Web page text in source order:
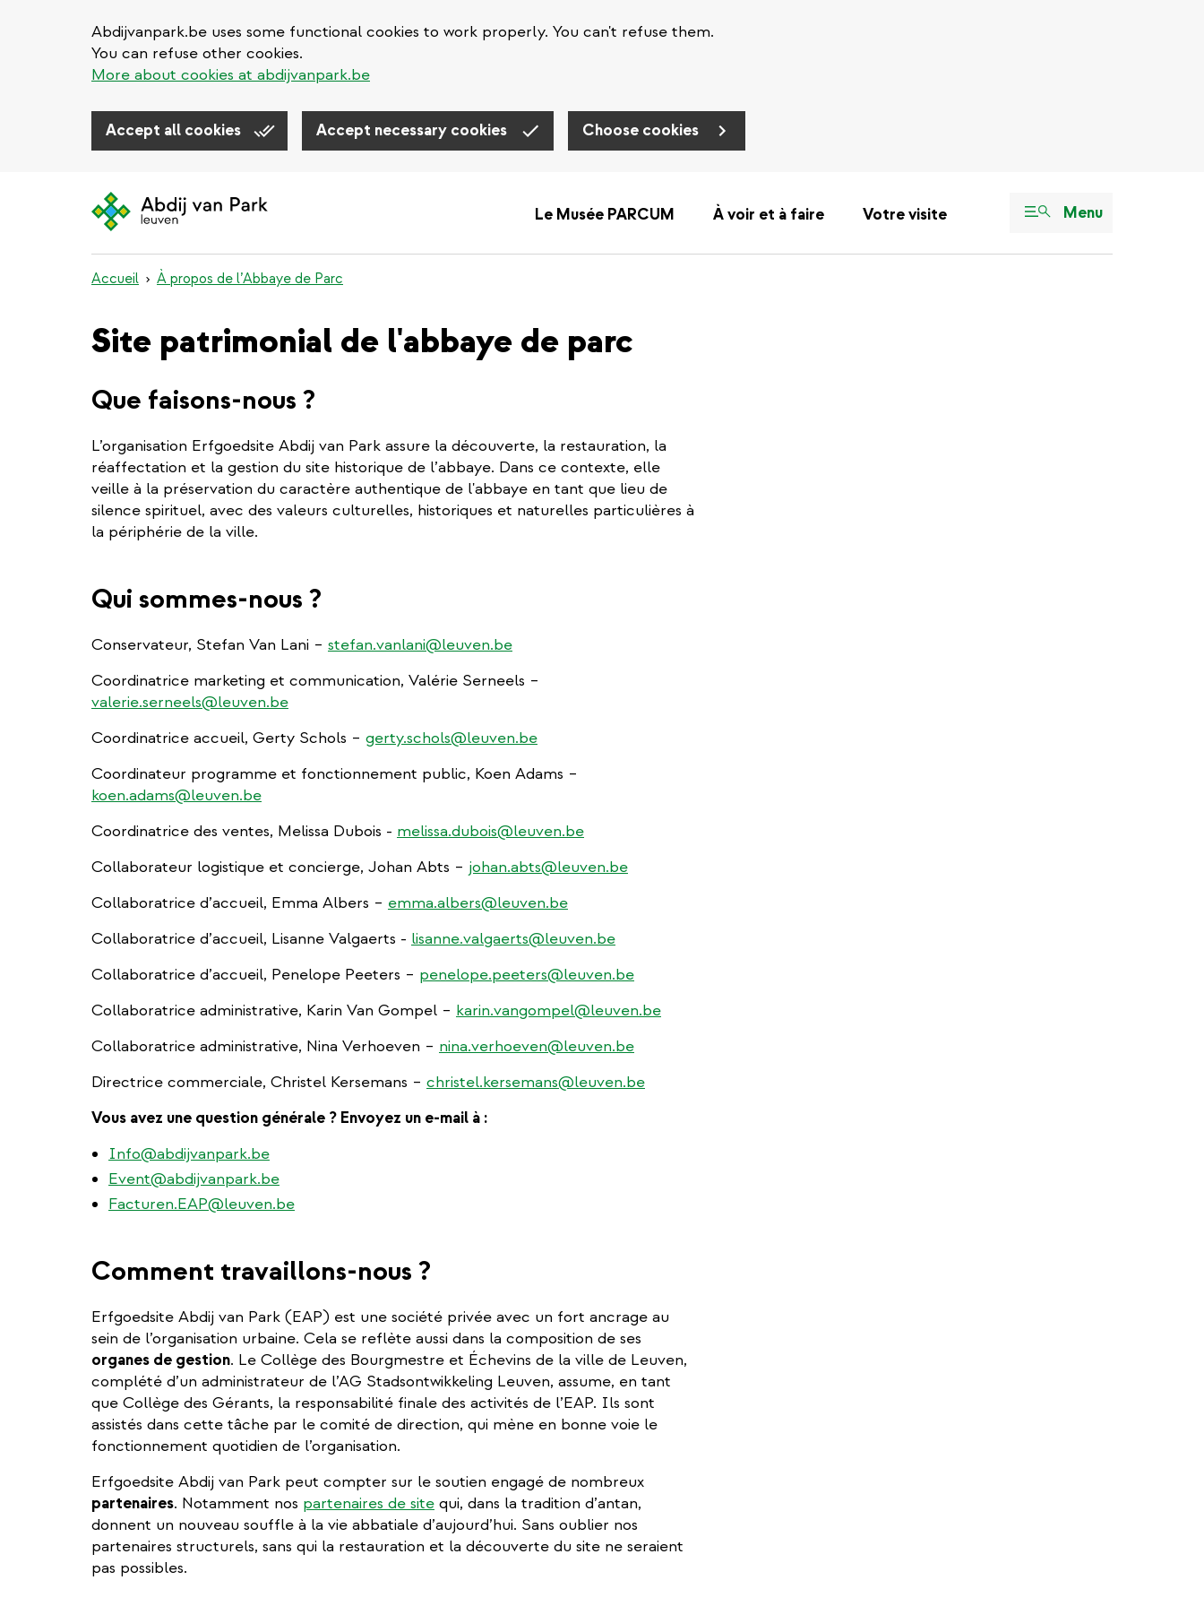
Abdijvanpark.be uses some functional cookies to work properly. You can't refuse them.
You can refuse other cookies.
More about cookies at abdijvanpark.be
Accept all cookies Accept necessary cookies Choose cookies
Le Musée PARCUM À voir et à faire Votre visite Menu
Accueil À propos de l’Abbaye de Parc
Site patrimonial de l'abbaye de parc
Que faisons-nous ?
L’organisation Erfgoedsite Abdij van Park assure la découverte, la restauration, la
réaffectation et la gestion du site historique de l’abbaye. Dans ce contexte, elle
veille à la préservation du caractère authentique de l'abbaye en tant que lieu de
silence spirituel, avec des valeurs culturelles, historiques et naturelles particulières à
la périphérie de la ville.
Qui sommes-nous ?
Conservateur, Stefan Van Lani – stefan.vanlani@leuven.be
Coordinatrice marketing et communication, Valérie Serneels –
valerie.serneels@leuven.be
Coordinatrice accueil, Gerty Schols – gerty.schols@leuven.be
Coordinateur programme et fonctionnement public, Koen Adams –
koen.adams@leuven.be
Coordinatrice des ventes, Melissa Dubois - melissa.dubois@leuven.be
Collaborateur logistique et concierge, Johan Abts – johan.abts@leuven.be
Collaboratrice d’accueil, Emma Albers – emma.albers@leuven.be
Collaboratrice d’accueil, Lisanne Valgaerts - lisanne.valgaerts@leuven.be
Collaboratrice d’accueil, Penelope Peeters – penelope.peeters@leuven.be
Collaboratrice administrative, Karin Van Gompel – karin.vangompel@leuven.be
Collaboratrice administrative, Nina Verhoeven – nina.verhoeven@leuven.be
Directrice commerciale, Christel Kersemans – christel.kersemans@leuven.be
Vous avez une question générale ? Envoyez un e-mail à :
Info@abdijvanpark.be
Event@abdijvanpark.be
Facturen.EAP@leuven.be
Comment travaillons-nous ?
Erfgoedsite Abdij van Park (EAP) est une société privée avec un fort ancrage au
sein de l’organisation urbaine. Cela se reflète aussi dans la composition de ses
organes de gestion. Le Collège des Bourgmestre et Échevins de la ville de Leuven,
complété d’un administrateur de l’AG Stadsontwikkeling Leuven, assume, en tant
que Collège des Gérants, la responsabilité finale des activités de l’EAP. Ils sont
assistés dans cette tâche par le comité de direction, qui mène en bonne voie le
fonctionnement quotidien de l’organisation.
Erfgoedsite Abdij van Park peut compter sur le soutien engagé de nombreux
partenaires. Notamment nos partenaires de site qui, dans la tradition d’antan,
donnent un nouveau souffle à la vie abbatiale d’aujourd’hui. Sans oublier nos
partenaires structurels, sans qui la restauration et la découverte du site ne seraient
pas possibles.